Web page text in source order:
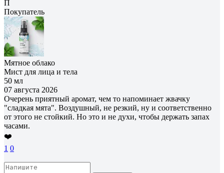
П
Покупатель
Мятное облако
Мист для лица и тела
50 мл
07 августа 2026
Очерень приятный аромат, чем то напоминает жвачку
"сладкая мята". Воздушный, не резкий, ну и соответственно
от этого не стойкий. Но это и не духи, чтобы держать запах
часами.
❤️
1 0